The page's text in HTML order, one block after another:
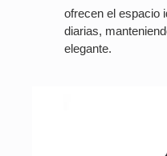
ofrecen el espacio
diarias,
elegante.